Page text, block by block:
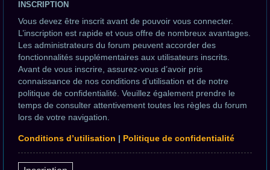
INSCRIPTION
Vous devez être inscrit avant de pouvoir vous connecter.
L’inscription est rapide et vous offre de nombreux avantages.
Les administrateurs du forum peuvent accorder des
fonctionnalités supplémentaires aux utilisateurs inscrits.
Avant de vous inscrire, assurez-vous d’avoir pris
connaissance de nos conditions d’utilisation et de notre
politique de confidentialité. Veuillez également prendre le
temps de consulter attentivement toutes les règles du forum
lors de votre navigation.
Conditions d’utilisation | Politique de confidentialité